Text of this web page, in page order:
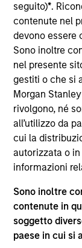
seguito)*.
contenute nel
devono essere
Sono inoltre
nel presente
gestiti o che si
Morgan
rivolgono, né
all’utilizzo da
cui la
autorizzata o
informazioni
Sono inoltre
contenute in
soggetto
paese in cui si
Mr. Walton is
portfolio
Growth Plus,
High Quality
joining the firm
research
Company
insurance and
Walton holds
designation
where he
dual
Science. He
University.
Fundamentals
Credential